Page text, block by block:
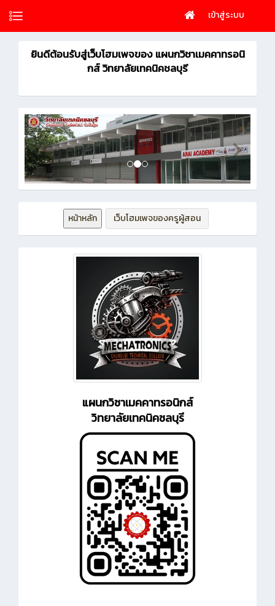
เข้าสู่ระบบ
ยินดีต้อนรับสู่เว็บโฮมเพจของ แผนกวิชาเมคคาทรอนิ
กส์ วิทยาลัยเทคนิคชลบุรี
หน้าหลัก เว็บโฮมเพจของครูผู้สอน
แผนกวิชาเมคคาทรอนิกส์
วิทยาลัยเทคนิคชลบุรี